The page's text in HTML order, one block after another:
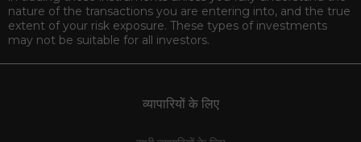
nature of the transactions you are entering into, and the true
extent of your risk exposure. These types of investments
may not be suitable for all investors.
व्यापारियों के लिए